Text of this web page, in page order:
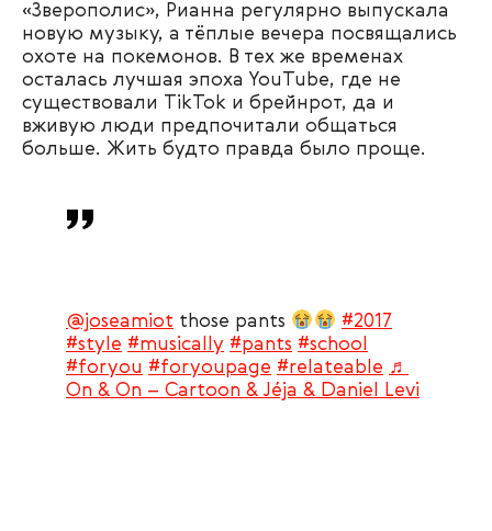
«Зверополис», Рианна регулярно выпускала
новую музыку, а тёплые вечера посвящались
охоте на покемонов. В тех же временах
осталась лучшая эпоха YouTube, где не
существовали TikTok и брейнрот, да и
вживую люди предпочитали общаться
больше. Жить будто правда было проще.
@joseamiot those pants
#2017
#style #musically #pants #school
#foryou #foryoupage #relateable ♬
On & On – Cartoon & Jéja & Daniel Levi